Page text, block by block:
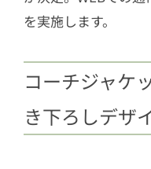
を実施します。
コーチジャケ
き下ろしデザ